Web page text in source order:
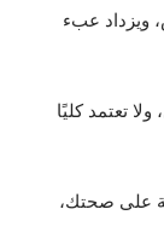
ويزداد عبء
تعتمد كليًا
على صحتك،